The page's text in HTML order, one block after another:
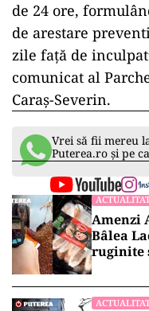
de 24 ore,
de arestare
zile faţă de
comunicat al
Caraş-Severin.
Vrei să fii mereu
Puterea.ro și pe
Amenzi
Bâlea
ruginite